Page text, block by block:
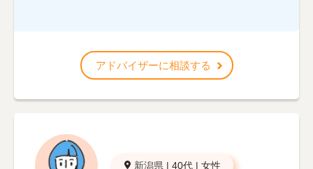
アドバイザーに相談する
新潟県 | 40代 | 女性